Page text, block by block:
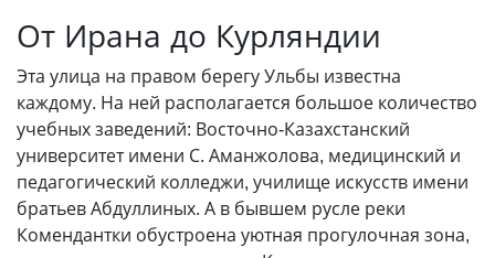
От Ирана до Курляндии
Эта улица на правом берегу Ульбы известна
каждому. На ней располагается большое количество
учебных заведений: Восточно-Казахстанский
университет имени С. Аманжолова, медицинский и
педагогический колледжи, училище искусств имени
братьев Абдуллиных. А в бывшем русле реки
Комендантки обустроена уютная прогулочная зона,